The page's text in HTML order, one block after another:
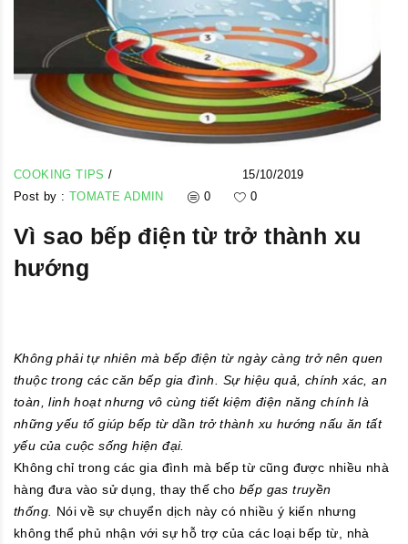
COOKING TIPS/
15/10/2019
Post by :TOMATE ADMIN 0 0
Vì sao bếp điện từ trở thành xu
hướng
Không phải tự nhiên mà bếp điện từ ngày càng trở nên quen
thuộc trong các căn bếp gia đình. Sự hiệu quả, chính xác, an
toàn, linh hoạt nhưng vô cùng tiết kiệm điện năng chính là
những yếu tố giúp bếp từ dần trở thành xu hướng nấu ăn tất
yếu của cuộc sống hiện đại.
Không chỉ trong các gia đình mà bếp từ cũng được nhiều nhà
hàng đưa vào sử dụng, thay thế cho bếp gas truyền
thống. Nói về sự chuyển dịch này có nhiều ý kiến nhưng
không thể phủ nhận với sự hỗ trợ của các loại bếp từ, nhà